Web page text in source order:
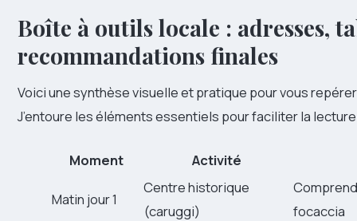
Boîte à outils locale : adresses,
recommandations finales
Voici une synthèse visuelle et pratique pour vous
J’entoure les éléments essentiels pour faciliter la
Moment Activité
Matin jour 1
Centre historique
(caruggi)
focaccia